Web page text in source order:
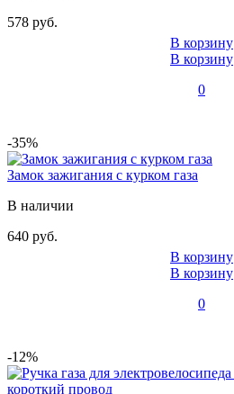
578 руб.
В корзину
В корзину
0
-35%
Замок зажигания с курком газа
В наличии
640 руб.
В корзину
В корзину
0
-12%